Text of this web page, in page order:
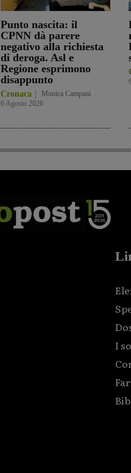
Punto nascita: il
CPNN dà parere
negativo alla richiesta
di deroga. Asl e
Regione esprimono
disappunto
Cronaca Monica Campani
6 Agosto 2026
I